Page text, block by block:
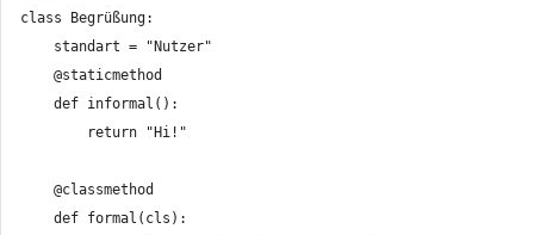
class Begrüßung:
    standart = "Nutzer"
    @staticmethod
    def informal():
        return "Hi!"
    @classmethod
    def formal(cls):